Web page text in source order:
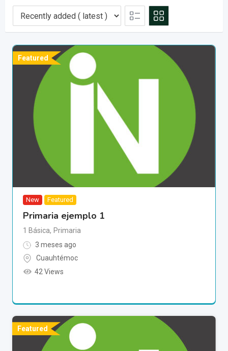
Featured
New Featured
Primaria ejemplo 1
1 Básica, Primaria
3 meses ago
Cuauhtémoc
42 Views
Featured